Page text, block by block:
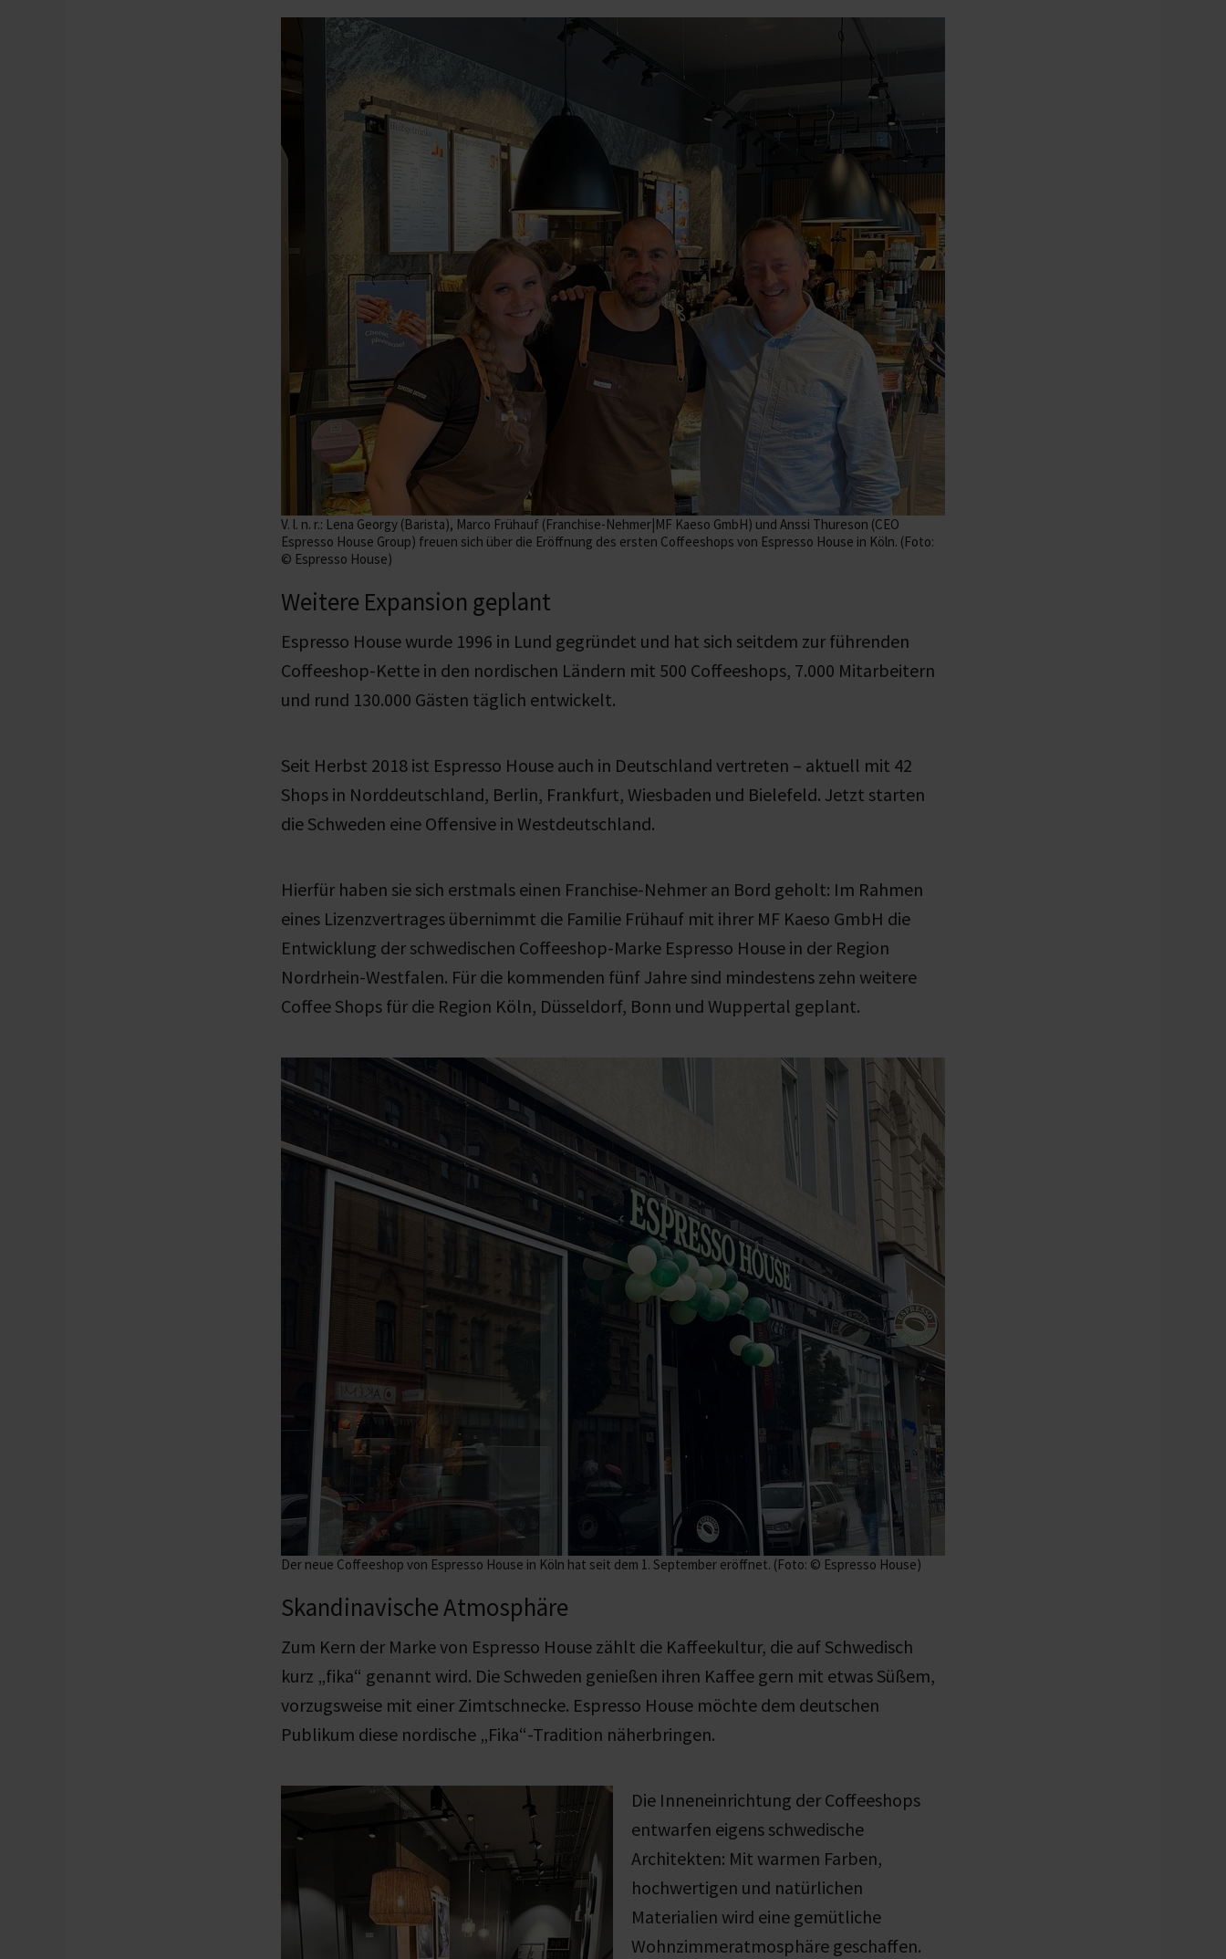
V. l. n. r.: Lena Georgy (Barista), Marco Frühauf (Franchise-Nehmer|MF Kaeso GmbH) und Anssi Thureson (CEO
Espresso House Group) freuen sich über die Eröffnung des ersten Coffeeshops von Espresso House in Köln. (Foto:
© Espresso House)
Weitere Expansion geplant
Espresso House wurde 1996 in Lund gegründet und hat sich seitdem zur führenden
Coffeeshop-Kette in den nordischen Ländern mit 500 Coffeeshops, 7.000 Mitarbeitern
und rund 130.000 Gästen täglich entwickelt.
Seit Herbst 2018 ist Espresso House auch in Deutschland vertreten – aktuell mit 42
Shops in Norddeutschland, Berlin, Frankfurt, Wiesbaden und Bielefeld. Jetzt starten
die Schweden eine Offensive in Westdeutschland.
Hierfür haben sie sich erstmals einen Franchise-Nehmer an Bord geholt: Im Rahmen
eines Lizenzvertrages übernimmt die Familie Frühauf mit ihrer MF Kaeso GmbH die
Entwicklung der schwedischen Coffeeshop-Marke Espresso House in der Region
Nordrhein-Westfalen. Für die kommenden fünf Jahre sind mindestens zehn weitere
Coffee Shops für die Region Köln, Düsseldorf, Bonn und Wuppertal geplant.
Der neue Coffeeshop von Espresso House in Köln hat seit dem 1. September eröffnet. (Foto: © Espresso House)
Skandinavische Atmosphäre
Zum Kern der Marke von Espresso House zählt die Kaffeekultur, die auf Schwedisch
kurz „fika“ genannt wird. Die Schweden genießen ihren Kaffee gern mit etwas Süßem,
vorzugsweise mit einer Zimtschnecke. Espresso House möchte dem deutschen
Publikum diese nordische „Fika“-Tradition näherbringen.
Die Inneneinrichtung der Coffeeshops
entwarfen eigens schwedische
Architekten: Mit warmen Farben,
hochwertigen und natürlichen
Materialien wird eine gemütliche
Wohnzimmeratmosphäre geschaffen.